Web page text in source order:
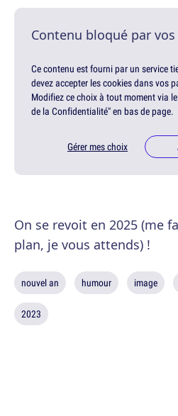
Contenu bloqué par
Ce contenu est fourni par un service
devez accepter les cookies dans vos
Modifiez ce choix à tout moment via
de la Confidentialité" en bas de page.
Gérer mes choix
On se revoit en 2025 (me
plan, je vous attends) !
nouvel an humour image
2023